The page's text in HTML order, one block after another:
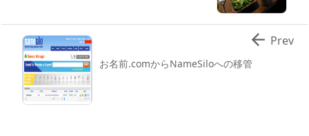
お名前.comからNameSiloへの移管
 Prev